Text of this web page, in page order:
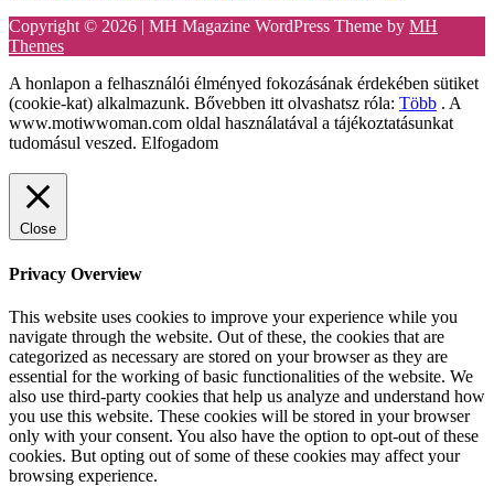
Copyright © 2026 | MH Magazine WordPress Theme by MH
Themes
A honlapon a felhasználói élményed fokozásának érdekében sütiket
(cookie-kat) alkalmazunk. Bővebben itt olvashatsz róla: Több . A
www.motiwwoman.com oldal használatával a tájékoztatásunkat
tudomásul veszed. Elfogadom
Close
Privacy Overview
This website uses cookies to improve your experience while you
navigate through the website. Out of these, the cookies that are
categorized as necessary are stored on your browser as they are
essential for the working of basic functionalities of the website. We
also use third-party cookies that help us analyze and understand how
you use this website. These cookies will be stored in your browser
only with your consent. You also have the option to opt-out of these
cookies. But opting out of some of these cookies may affect your
browsing experience.